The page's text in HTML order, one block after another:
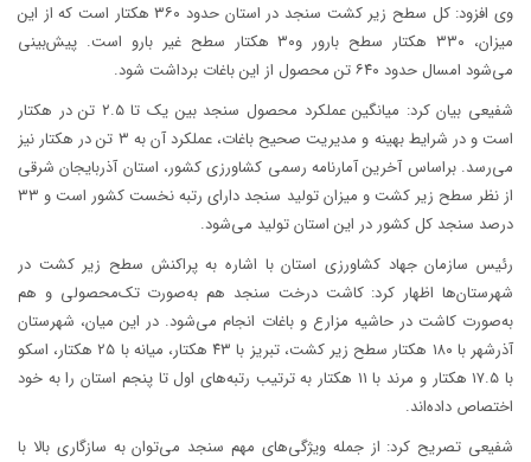
وی افزود: کل سطح زیر کشت سنجد در استان حدود ۳۶۰ هکتار است که از این
میزان، ۳۳۰ هکتار سطح بارور و۳۰ هکتار سطح غیر بارو است. پیش‌بینی
می‌شود امسال حدود ۶۴۰ تن محصول از این باغات برداشت شود.
شفیعی بیان کرد: میانگین عملکرد محصول سنجد بین یک تا ۲.۵ تن در هکتار
است و در شرایط بهینه و مدیریت صحیح باغات، عملکرد آن به ۳ تن در هکتار نیز
می‌رسد. براساس آخرین آمارنامه رسمی کشاورزی کشور، استان آذربایجان شرقی
از نظر سطح زیر کشت و میزان تولید سنجد دارای رتبه نخست کشور است و ۳۳
درصد سنجد کل کشور در این استان تولید می‌شود.
رئیس سازمان جهاد کشاورزی استان با اشاره به پراکنش سطح زیر کشت در
شهرستان‌ها اظهار کرد: کاشت درخت سنجد هم به‌صورت تک‌محصولی و هم
به‌صورت کاشت در حاشیه مزارع و باغات انجام می‌شود. در این میان، شهرستان
آذرشهر با ۱۸۰ هکتار سطح زیر کشت، تبریز با ۴۳ هکتار، میانه با ۲۵ هکتار، اسکو
با ۱۷.۵ هکتار و مرند با ۱۱ هکتار به ترتیب رتبه‌های اول تا پنجم استان را به خود
اختصاص داده‌اند.
شفیعی تصریح کرد: از جمله ویژگی‌های مهم سنجد می‌توان به سازگاری بالا با